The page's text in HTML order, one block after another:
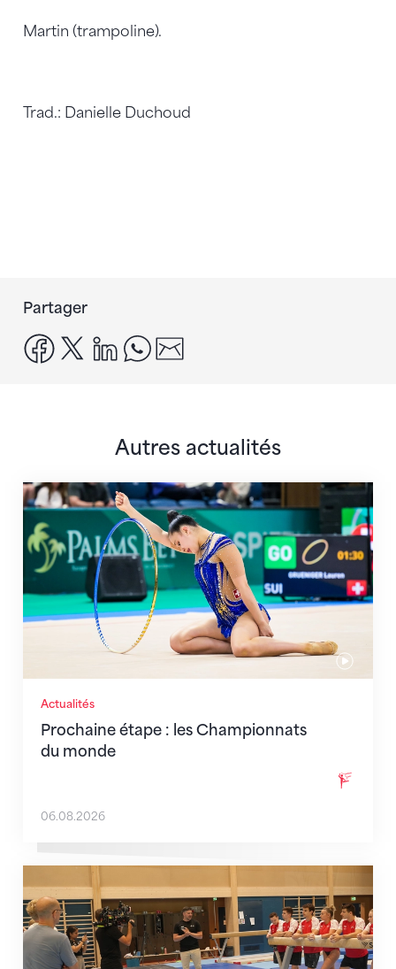
Martin (trampoline).
Trad.: Danielle Duchoud
Partager
facebook
x linkedinwhatsapp
Autres actualités
Actualités
Prochaine étape : les Championnats
du monde
Prochaine étape : les Championnats du monde
06.08.2026
En route pour Zagreb avec des objectifs clairs